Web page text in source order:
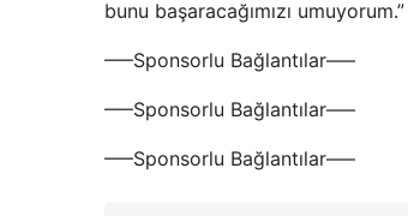
bunu başaracağımızı
—–Sponsorlu Bağlantılar—–
—–Sponsorlu Bağlantılar—–
—–Sponsorlu Bağlantılar—–